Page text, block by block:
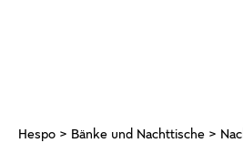
Hespo > Bänke und Nachttische >